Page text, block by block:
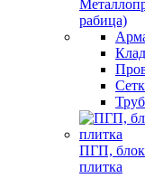
рабица)
ПГП,
плитка